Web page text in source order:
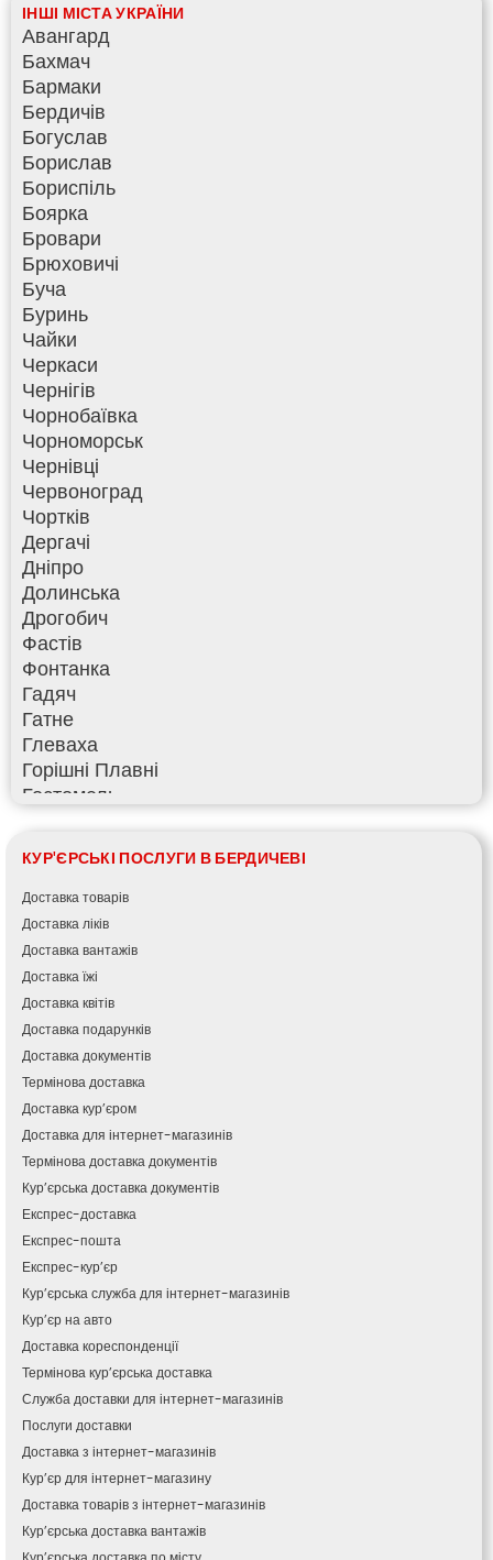
КУР'ЄРСЬКІ ПОСЛУГИ В БЕРДИЧЕВІ
Доставка товарів
Доставка ліків
Доставка вантажів
Доставка їжі
Доставка квітів
Доставка подарунків
Доставка документів
Термінова доставка
Доставка кур’єром
Доставка для інтернет-магазинів
Термінова доставка документів
Кур’єрська доставка документів
Експрес-доставка
Експрес-пошта
Експрес-кур’єр
Кур’єрська служба для інтернет-магазинів
Кур’єр на авто
Доставка кореспонденції
Термінова кур’єрська доставка
Служба доставки для інтернет-магазинів
Послуги доставки
Доставка з інтернет-магазинів
Кур’єр для інтернет-магазину
Доставка товарів з інтернет-магазинів
Кур’єрська доставка вантажів
ІНШІ МІСТА УКРАЇНИ
Авангард
Бахмач
Бармаки
Бердичів
Богуслав
Борислав
Бориспіль
Боярка
Бровари
Брюховичі
Буча
Буринь
Чайки
Черкаси
Чернігів
Чорнобаївка
Чорноморськ
Чернівці
Червоноград
Чортків
Дергачі
Дніпро
Долинська
Дрогобич
Фастів
Фонтанка
Гадяч
Гатне
Глеваха
Горішні Плавні
Гостомель
Херсон
Хмельницький
Хмільник
Ірпінь
Івано-Франківськ
Ізмаїл
Кагарлик
Калуш
Кам’янець-Подільський
Кам’янка
Кам’янське
Канів
Козятин
Київ
Кобеляки
Коцюбинське
Конотоп
Коростень
Корсунь-Шевченківський
Костопіль
Ковель
Козин
Красноград
Кременчук
Кременець
Кривий Ріг
Кролевець
Кропивницький
Крихівці